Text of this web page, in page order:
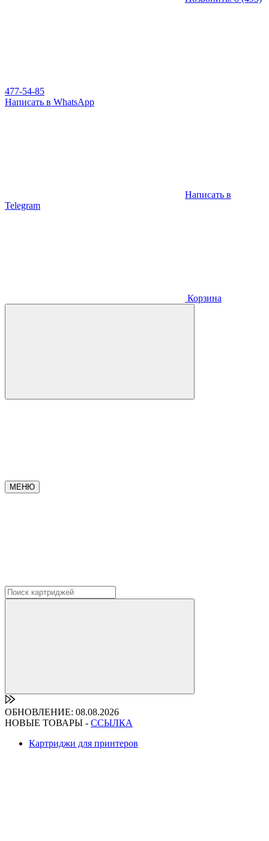
477-54-85
Написать в WhatsApp
Написать в
Telegram
Корзина
МЕНЮ
ОБНОВЛЕНИЕ: 08.08.2026
НОВЫЕ ТОВАРЫ - ССЫЛКА
Картриджи для принтеров